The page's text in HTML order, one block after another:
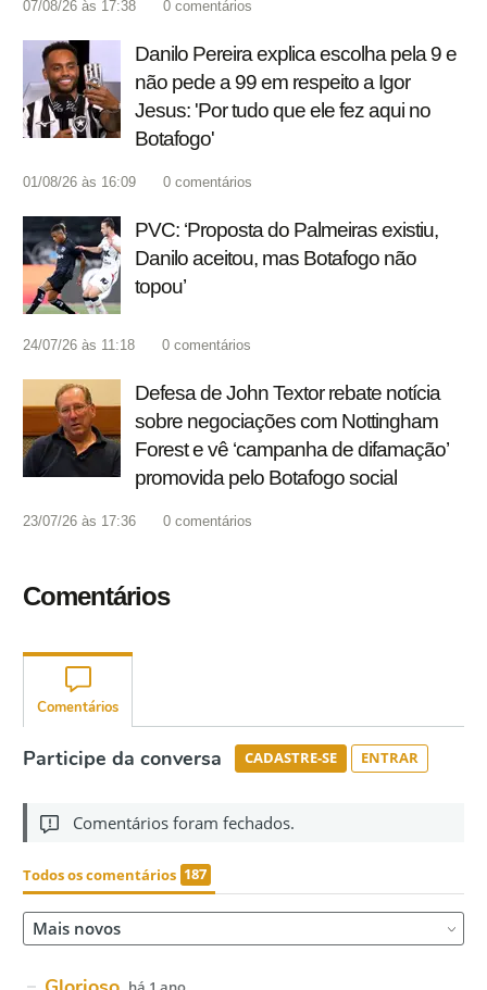
07/08/26 às 17:38 0 comentários
Danilo Pereira explica escolha pela 9 e
não pede a 99 em respeito a Igor
Jesus: 'Por tudo que ele fez aqui no
Botafogo'
01/08/26 às 16:09 0 comentários
PVC: ‘Proposta do Palmeiras existiu,
Danilo aceitou, mas Botafogo não
topou’
24/07/26 às 11:18 0 comentários
Defesa de John Textor rebate notícia
sobre negociações com Nottingham
Forest e vê ‘campanha de difamação’
promovida pelo Botafogo social
23/07/26 às 17:36 0 comentários
Comentários